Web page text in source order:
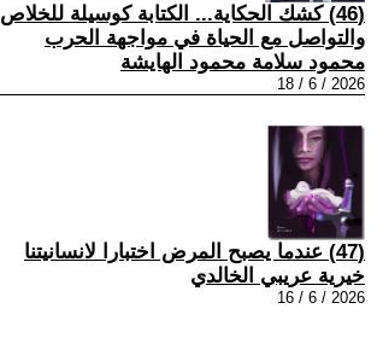
(46) كشك الحكاية... الكتابة كوسيلة للخلاص
والتواصل مع الحياة في مواجهة الحرب
محمود سلامة محمود الهايشة
2026 / 6 / 18
(47) عندما يصبح المرض اختبارا لانسانيتنا
خيرية عريبي الخالدي
2026 / 6 / 16